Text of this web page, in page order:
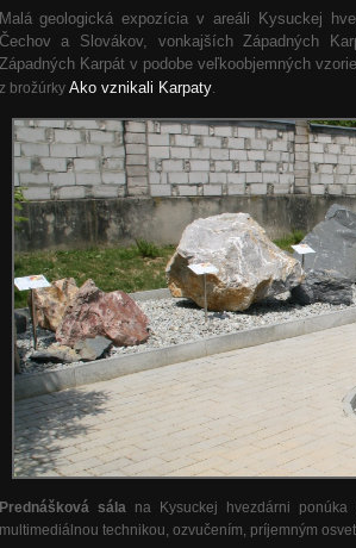
geologická expozícia v areáli Kysuckej
a Slovákov, vonkajších Západných
Karpát v podobe veľkoobjemných
brožúrky Ako vznikali Karpaty.
sála na Kysuckej hvezdárni
technikou, ozvučením, príjemným